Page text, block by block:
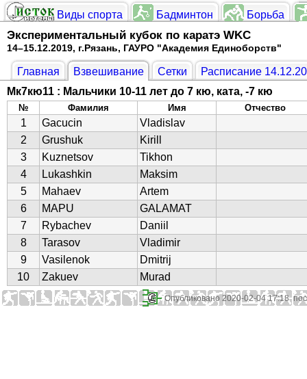
Виды спорта Бадминтон Борьба
Экспериментальный кубок по каратэ WKC
14–15.12.2019, г.Рязань, ГАУРО "Академия Единоборств"
Главная Взвешивание Сетки
Расписание
Мк7кю11 : Мальчики 10-11 лет до 7 кю, ката, -7 кю
№ Фамилия Имя Отчество
1 Gacucin
Vladislav
2
Grushuk
Kirill
3
Kuznetsov
Tikhon
4
Lukashkin
Maksim
5
Mahaev
Artem
6
MAPU
GALAMAT
7
Rybachev
Daniil
8
Tarasov
Vladimir
9
Vasilenok
Dmitrij
10
Zakuev Murad
Опубликовано 2020-02-04 17:18